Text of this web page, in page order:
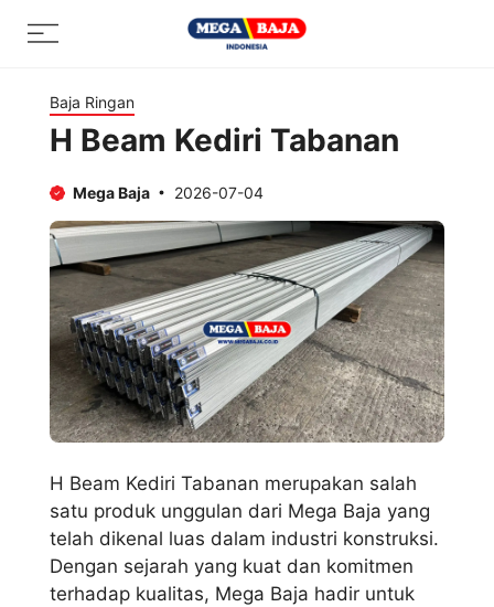
Menu
Baja Ringan
H Beam Kediri Tabanan
Mega Baja 2026-07-04
H Beam Kediri Tabanan merupakan salah
satu produk unggulan dari Mega Baja yang
telah dikenal luas dalam industri konstruksi.
Dengan sejarah yang kuat dan komitmen
terhadap kualitas, Mega Baja hadir untuk